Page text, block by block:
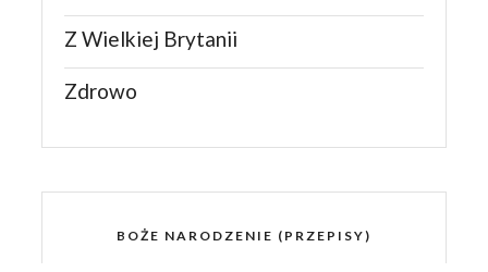
Z Wielkiej Brytanii
Zdrowo
BOŻE NARODZENIE (PRZEPISY)